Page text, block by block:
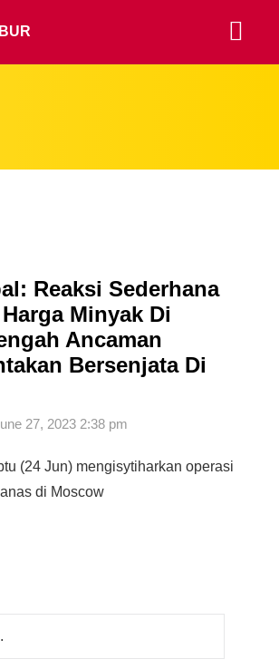
Reaksi Sederhana
Minyak Di
Ancaman
Bersenjata Di
27, 2023 2:38 pm
(24 Jun) mengisytiharkan operasi
di Moscow